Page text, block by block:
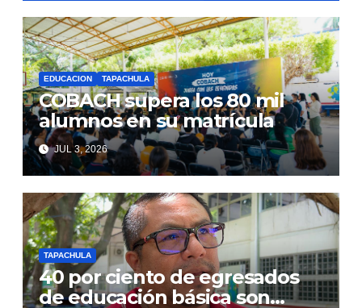
EDUCACION TAPACHULA
COBACH supera los 80 mil
alumnos en su matrícula
JUL 3, 2026
TAPACHULA
40 por ciento de egresados
de educación básica son